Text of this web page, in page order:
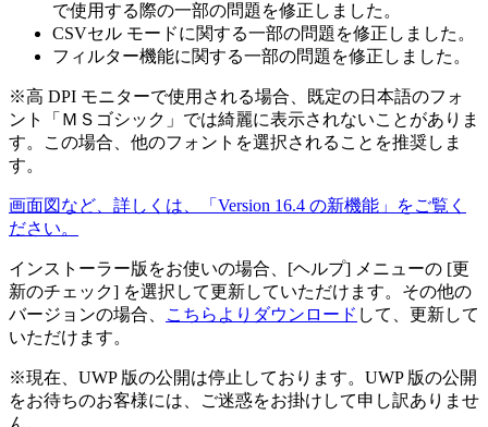
で使用する際の一部の問題を修正しました。
CSVセル モードに関する一部の問題を修正しました。
フィルター機能に関する一部の問題を修正しました。
※高 DPI モニターで使用される場合、既定の日本語のフォ
ント「ＭＳゴシック」では綺麗に表示されないことがありま
す。この場合、他のフォントを選択されることを推奨しま
す。
画面図など、詳しくは、「Version 16.4 の新機能」をご覧く
ださい。
インストーラー版をお使いの場合、[ヘルプ] メニューの [更
新のチェック] を選択して更新していただけます。その他の
バージョンの場合、
こちらよりダウンロード して、更新して
いただけます。
※現在、UWP 版の公開は停止しております。UWP 版の公開
をお待ちのお客様には、ご迷惑をお掛けして申し訳ありませ